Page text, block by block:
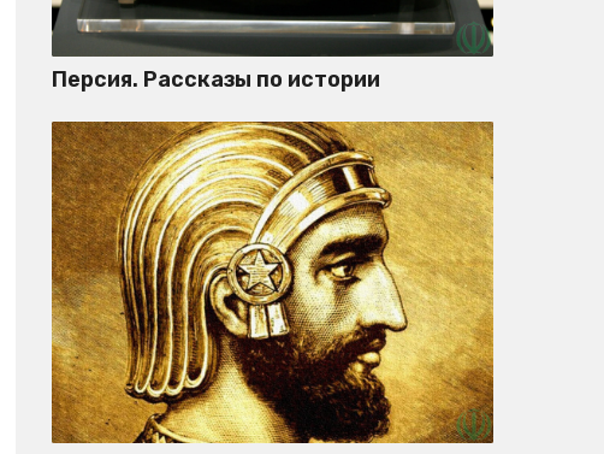
Персия. Рассказы по истории